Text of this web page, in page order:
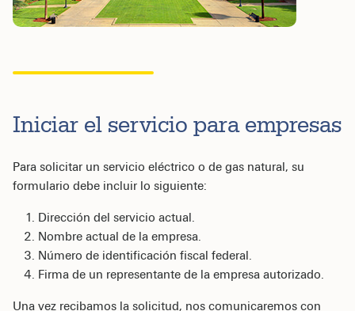
Iniciar el servicio para empresas
Para solicitar un servicio eléctrico o de gas natural, su
formulario debe incluir lo siguiente:
Dirección del servicio actual.
Nombre actual de la empresa.
Número de identificación fiscal federal.
Firma de un representante de la empresa autorizado.
Una vez recibamos la solicitud, nos comunicaremos con